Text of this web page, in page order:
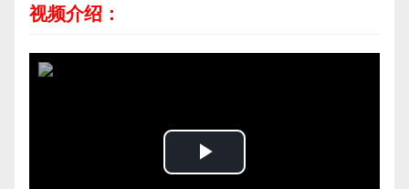
视频介绍：
Play